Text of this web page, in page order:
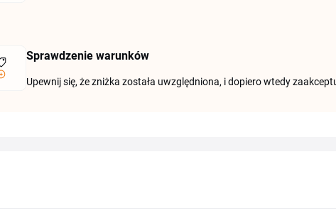
Sprawdzenie warunków
Upewnij się, że zniżka została uwzględniona, i dopiero wtedy